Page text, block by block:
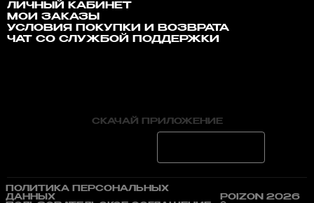
ЛИЧНЫЙ КАБИНЕТ
МОИ ЗАКАЗЫ
УСЛОВИЯ ПОКУПКИ И ВОЗВРАТА
ЧАТ СО СЛУЖБОЙ ПОДДЕРЖКИ
СКАЧАЙ ПРИЛОЖЕНИЕ
ПОЛИТИКА ПЕРСОНАЛЬНЫХ
ДАННЫХ
POIZON 2026